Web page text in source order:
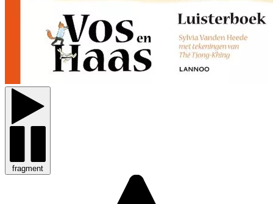
fragment